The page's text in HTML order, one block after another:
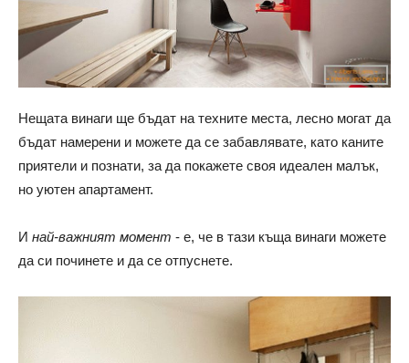
Нещата винаги ще бъдат на техните места, лесно могат да
бъдат намерени и можете да се забавлявате, като каните
приятели и познати, за да покажете своя идеален малък,
но уютен апартамент.
И най-важният момент - е, че в тази къща винаги можете
да си починете и да се отпуснете.